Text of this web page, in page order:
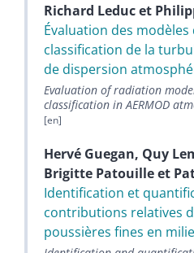
Richard Leducet
Évaluation des
classification de la
de dispersion
Evaluation of radiation
classification in AERMOD
Hervé Guegan, Quy
Brigitte Patouilleet
Identification et
contributions relatives
poussières fines en